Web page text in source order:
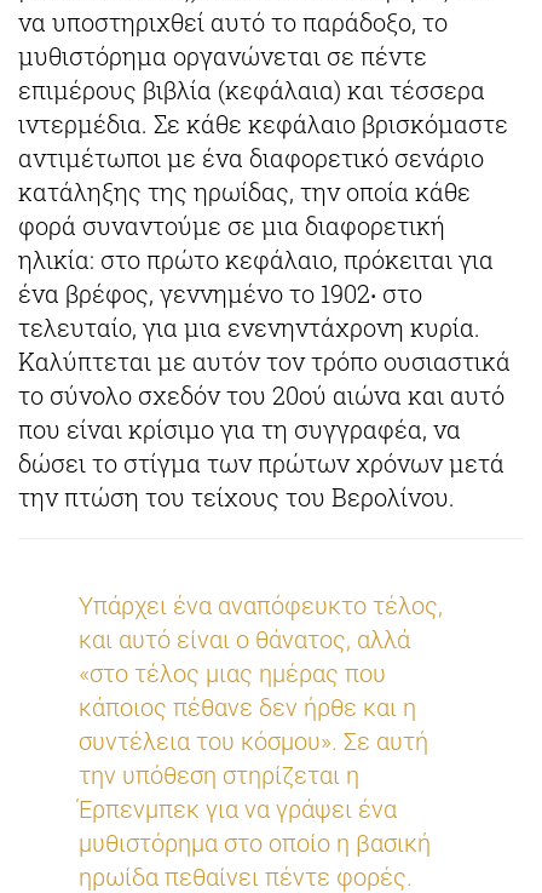
να υποστηριχθεί αυτό το παράδοξο, το
μυθιστόρημα οργανώνεται σε πέντε
επιμέρους βιβλία (κεφάλαια) και τέσσερα
ιντερμέδια. Σε κάθε κεφάλαιο βρισκόμαστε
αντιμέτωποι με ένα διαφορετικό σενάριο
κατάληξης της ηρωίδας, την οποία κάθε
φορά συναντούμε σε μια διαφορετική
ηλικία: στο πρώτο κεφάλαιο, πρόκειται για
ένα βρέφος, γεννημένο το 1902‧ στο
τελευταίο, για μια ενενηντάχρονη κυρία.
Καλύπτεται με αυτόν τον τρόπο ουσιαστικά
το σύνολο σχεδόν του 20ού αιώνα και αυτό
που είναι κρίσιμο για τη συγγραφέα, να
δώσει το στίγμα των πρώτων χρόνων μετά
την πτώση του τείχους του Βερολίνου.
Υπάρχει ένα αναπόφευκτο τέλος,
και αυτό είναι ο θάνατος, αλλά
«στο τέλος μιας ημέρας που
κάποιος πέθανε δεν ήρθε και η
συντέλεια του κόσμου». Σε αυτή
την υπόθεση στηρίζεται η
Έρπενμπεκ για να γράψει ένα
μυθιστόρημα στο οποίο η βασική
ηρωίδα πεθαίνει πέντε φορές.